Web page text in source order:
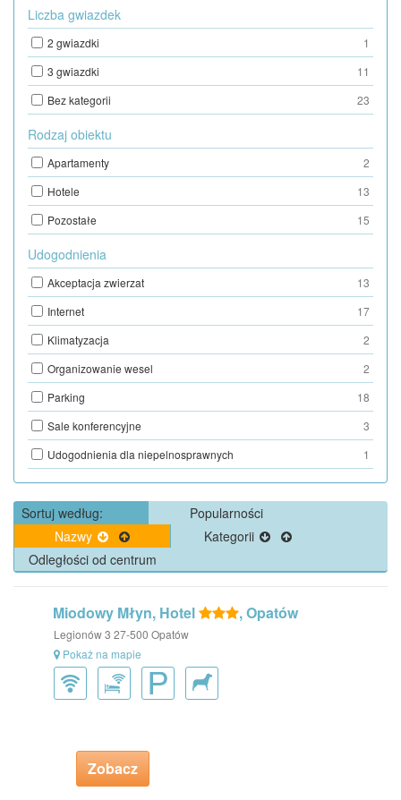
Liczba gwiazdek
2 gwiazdki
1
3 gwiazdki
11
Bez kategorii
23
Rodzaj obiektu
Apartamenty
2
Hotele
13
Pozostałe
15
Udogodnienia
Akceptacja zwierzat
13
Internet
17
Klimatyzacja
2
Organizowanie wesel
2
Parking
18
Sale konferencyjne
3
Udogodnienia dla niepelnosprawnych
1
Sortuj według:
Popularności
Nazwy
Kategorii
Odległości od centrum
Miodowy Młyn, Hotel , Opatów
Legionów 3 27-500 Opatów
Pokaż na mapie
Zobacz